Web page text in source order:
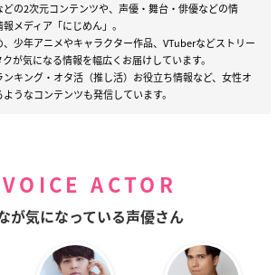
の2次元コンテンツや、声優・舞台・俳優などの情
メディア「にじめん」。
少年アニメやキャラクター作品、VTuberなどストリー
が気になる情報を幅広くお届けしています。
キング・オタ活（推し活）お役立ち情報など、女性オ
うなコンテンツも発信しています。
VOICE ACTOR
が気になっている声優さん